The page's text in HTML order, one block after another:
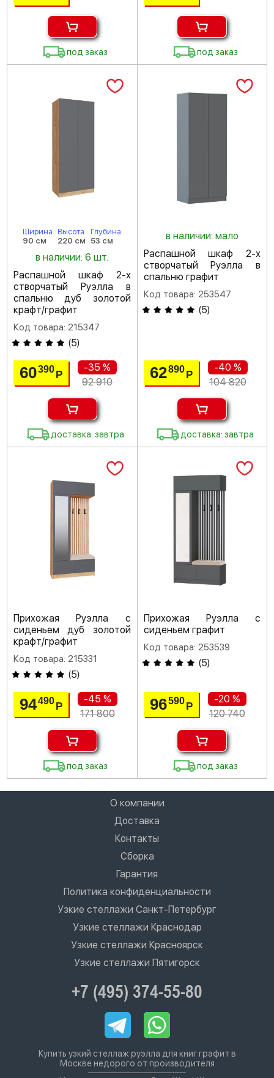
под заказ под заказ
Ширина
90 см
Высота
220 см
Глубина
53 см
в наличии: 6 шт.
Распашной шкаф 2-х
створчатый Руэлла в
спальню дуб золотой
крафт/графит
Код товара: 215347
(5)
60390 Р
-35 %
92 910
доставка: завтра
в наличии: мало
Распашной шкаф 2-х
створчатый Руэлла в
спальню графит
Код товара: 253547
(5)
62890 Р
-40 %
104 820
доставка: завтра
Прихожая Руэлла с
сиденьем дуб золотой
крафт/графит
Код товара: 215331
(5)
94490 Р
-45 %
171 800
под заказ
Прихожая Руэлла с
сиденьем графит
Код товара: 253539
(5)
96590 Р
-20 %
120 740
под заказ
О компании
Доставка
Контакты
Сборка
Гарантия
Политика конфиденциальности
Узкие стеллажи Санкт-Петербург
Узкие стеллажи Краснодар
Узкие стеллажи Красноярск
Узкие стеллажи Пятигорск
+7 (495) 374-55-80
Купить узкий стеллаж руэлла для книг графит в
Москве недорого от производителя